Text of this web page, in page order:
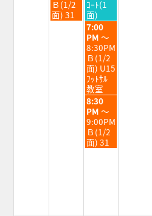
7
月
28th
Ｂ(1/2
面) 31
7
月
29th
2026
ｺｰﾄ(1
面)
水
曜
日,
7
月
29th
2026
7:00
PM ～
8:30PM
Ｂ(1/2
面) U15
ﾌｯﾄｻﾙ
教室
水
曜
日,
7
月
29th
8:30
PM ～
9:00PM
Ｂ(1/2
面) 31